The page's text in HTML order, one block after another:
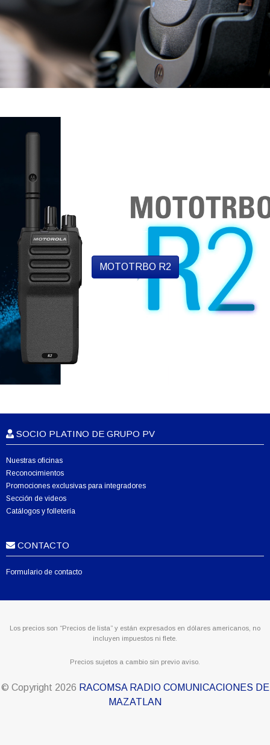
MOTOTRBO R2
SOCIO PLATINO DE GRUPO PV
Nuestras oficinas
Reconocimientos
Promociones exclusivas para integradores
Sección de videos
Catálogos y folletería
CONTACTO
Formulario de contacto
Los precios son “Precios de lista” y están expresados en dólares americanos, no
incluyen impuestos ni flete.
Precios sujetos a cambio sin previo aviso.
© Copyright 2026 RACOMSA RADIO COMUNICACIONES DE
MAZATLAN